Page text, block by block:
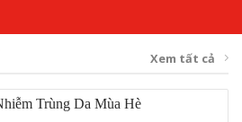
Xem tất cả